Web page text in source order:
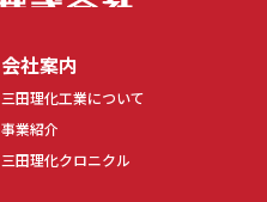
会社案内
三田理化工業について
事業紹介
三田理化クロニクル